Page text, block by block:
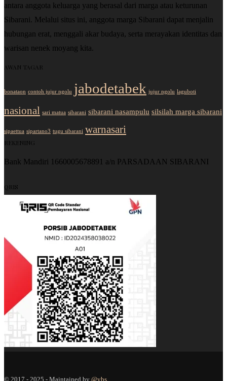
antara anggota keluarga yang berasal dari marga atau keturunan
Sibarani. Melalui situs ini, anggota marga Sibarani dapat menjalin
hubungan erat, menggali akar budaya, serta merayakan identitas dan
warisan nenek moyang kita.
AWAN TAGAR
bonataon contoh jujur ngolu jabodetabek jujur ngolu laguboti
nasional sari matua sibarani sibarani nasampulu silsilah marga sibarani
sipaettua sipartano3 tugu sibarani warnasari
REKENING
Bank Mandiri 1660005678891 a/n PARSADAAN SIBARANI
QRIS
© 2017 - 2025 - Maintained by @ybs